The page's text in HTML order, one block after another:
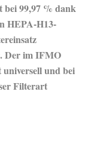
bei 99,97 % dank
HEPA-H13-
Der im IFMO
universell und bei
Filterart